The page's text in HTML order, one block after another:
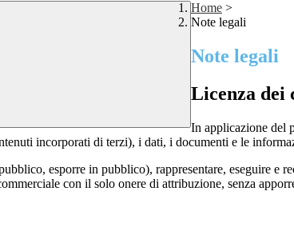
Home >
Note legali
Note legali
Licenza dei
In applicazione del
incorporati di terzi), i dati, i documenti e le
esporre in pubblico), rappresentare, eseguire e
con il solo onere di attribuzione, senza